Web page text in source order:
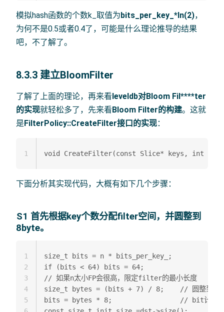
模拟hash函数的个数k_取值为 bits_per_key_*ln(2)，
为何不是0.5或者0.4了，可能是什么理论推导的结果
吧，不了解了。
8.3.3 建立BloomFilter
了解了上面的理论，再来看 leveldb对Bloom Fil****ter
的实现就轻松多了，先来看 Bloom Filter的构建。这就
是 FilterPolicy::CreateFilter接口的实现：
1
下面分析其实现代码，大概有如下几个步骤：
S1 首先根据key个数分配filter空间，并圆整到
8byte。
size_t bits = n * bits_per_key_;
if (bits < 64) bits = 64;
// 如果n太小FP会很高，限定filter的最小长度
size_t bytes = (bits + 7) / 8;    // 圆整到
bits = bytes * 8;                 // bit计算的
1
2
3
4
5